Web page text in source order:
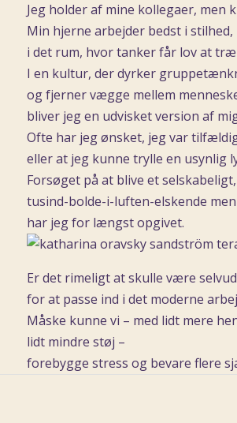
Jeg holder af mine kollegaer, men
Min hjerne arbejder bedst i stilhed,
i det rum, hvor tanker får lov at
I en kultur, der dyrker
og fjerner vægge mellem
bliver jeg en udvisket version af
Ofte har jeg ønsket, jeg var
eller at jeg kunne trylle en usynlig
Forsøget på at blive et selskabeligt,
tusind-bolde-i-luften-elskende
har jeg for længst opgivet.
Er det rimeligt at skulle være
for at passe ind i det moderne
Måske kunne vi – med lidt mere
lidt mindre støj –
forebygge stress og bevare flere